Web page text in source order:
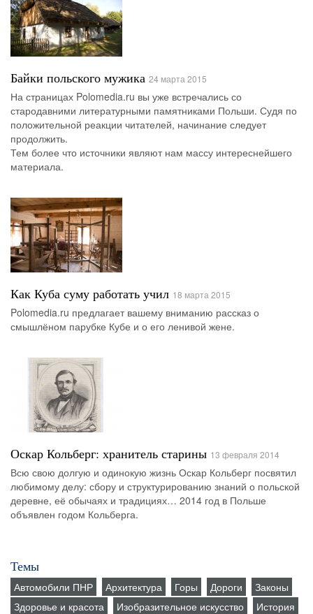
Байки польского мужика 24 марта 2015
На страницах Polomedia.ru вы уже встречались со
стародавними литературными памятниками Польши. Судя по
положительной реакции читателей, начинание следует
продолжить.
Тем более что источники являют нам массу интереснейшего
материала.
Как Куба суму работать учил 18 марта 2015
Polomedia.ru предлагает вашему вниманию рассказ о
смышлёном парубке Кубе и о его ленивой жене.
Оскар Кольберг: хранитель старины 13 февраля 2014
Всю свою долгую и одинокую жизнь Оскар Кольберг посвятил
любимому делу: сбору и структурированию знаний о польской
деревне, её обычаях и традициях… 2014 год в Польше
объявлен годом Кольберга.
Темы
Автомобили ПНР Архитектура Горы Дороги
Законы
Здоровье и красота
Изобразительное искусство
История